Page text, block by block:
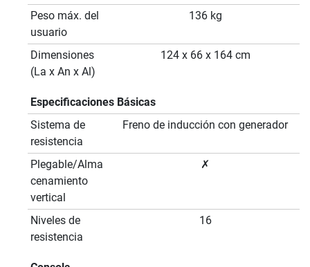
Peso máx. del
usuario
136 kg
Dimensiones
(La x An x Al)
124 x 66 x 164 cm
Especificaciones Básicas
Sistema de
resistencia
Freno de inducción con generador
Plegable/Alma
cenamiento
vertical
✗
Niveles de
resistencia
16